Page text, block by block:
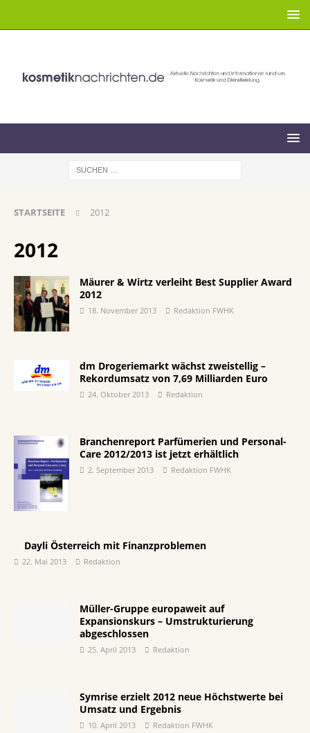
STARTSEITE 2012
2012
Mäurer & Wirtz verleiht Best Supplier Award
2012
18. November 2013 Redaktion FWHK
dm Drogeriemarkt wächst zweistellig –
Rekordumsatz von 7,69 Milliarden Euro
24. Oktober 2013 Redaktion
Branchenreport Parfümerien und Personal-
Care 2012/2013 ist jetzt erhältlich
2. September 2013 Redaktion FWHK
Dayli Österreich mit Finanzproblemen
22. Mai 2013 Redaktion
Müller-Gruppe europaweit auf
Expansionskurs – Umstrukturierung
abgeschlossen
25. April 2013 Redaktion
Symrise erzielt 2012 neue Höchstwerte bei
Umsatz und Ergebnis
10. April 2013 Redaktion FWHK